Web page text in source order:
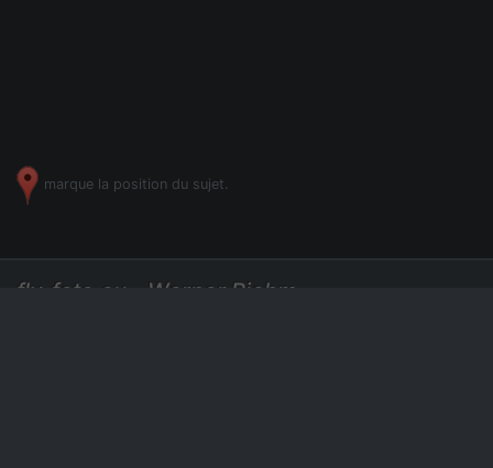
marque la position du sujet.
fly-foto.eu - Werner Riehm